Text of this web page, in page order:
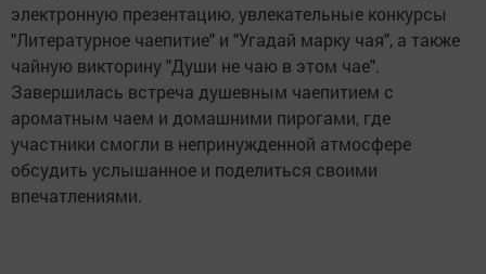
электронную презентацию, увлекательные конкурсы
"Литературное чаепитие" и "Угадай марку чая", а также
чайную викторину "Души не чаю в этом чае".
Завершилась встреча душевным чаепитием с
ароматным чаем и домашними пирогами, где
участники смогли в непринужденной атмосфере
обсудить услышанное и поделиться своими
впечатлениями.